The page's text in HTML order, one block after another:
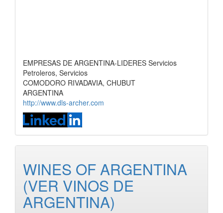
EMPRESAS DE ARGENTINA-LIDERES Servicios
Petroleros, Servicios
COMODORO RIVADAVIA, CHUBUT
ARGENTINA
http://www.dls-archer.com
WINES OF ARGENTINA
(VER VINOS DE
ARGENTINA)